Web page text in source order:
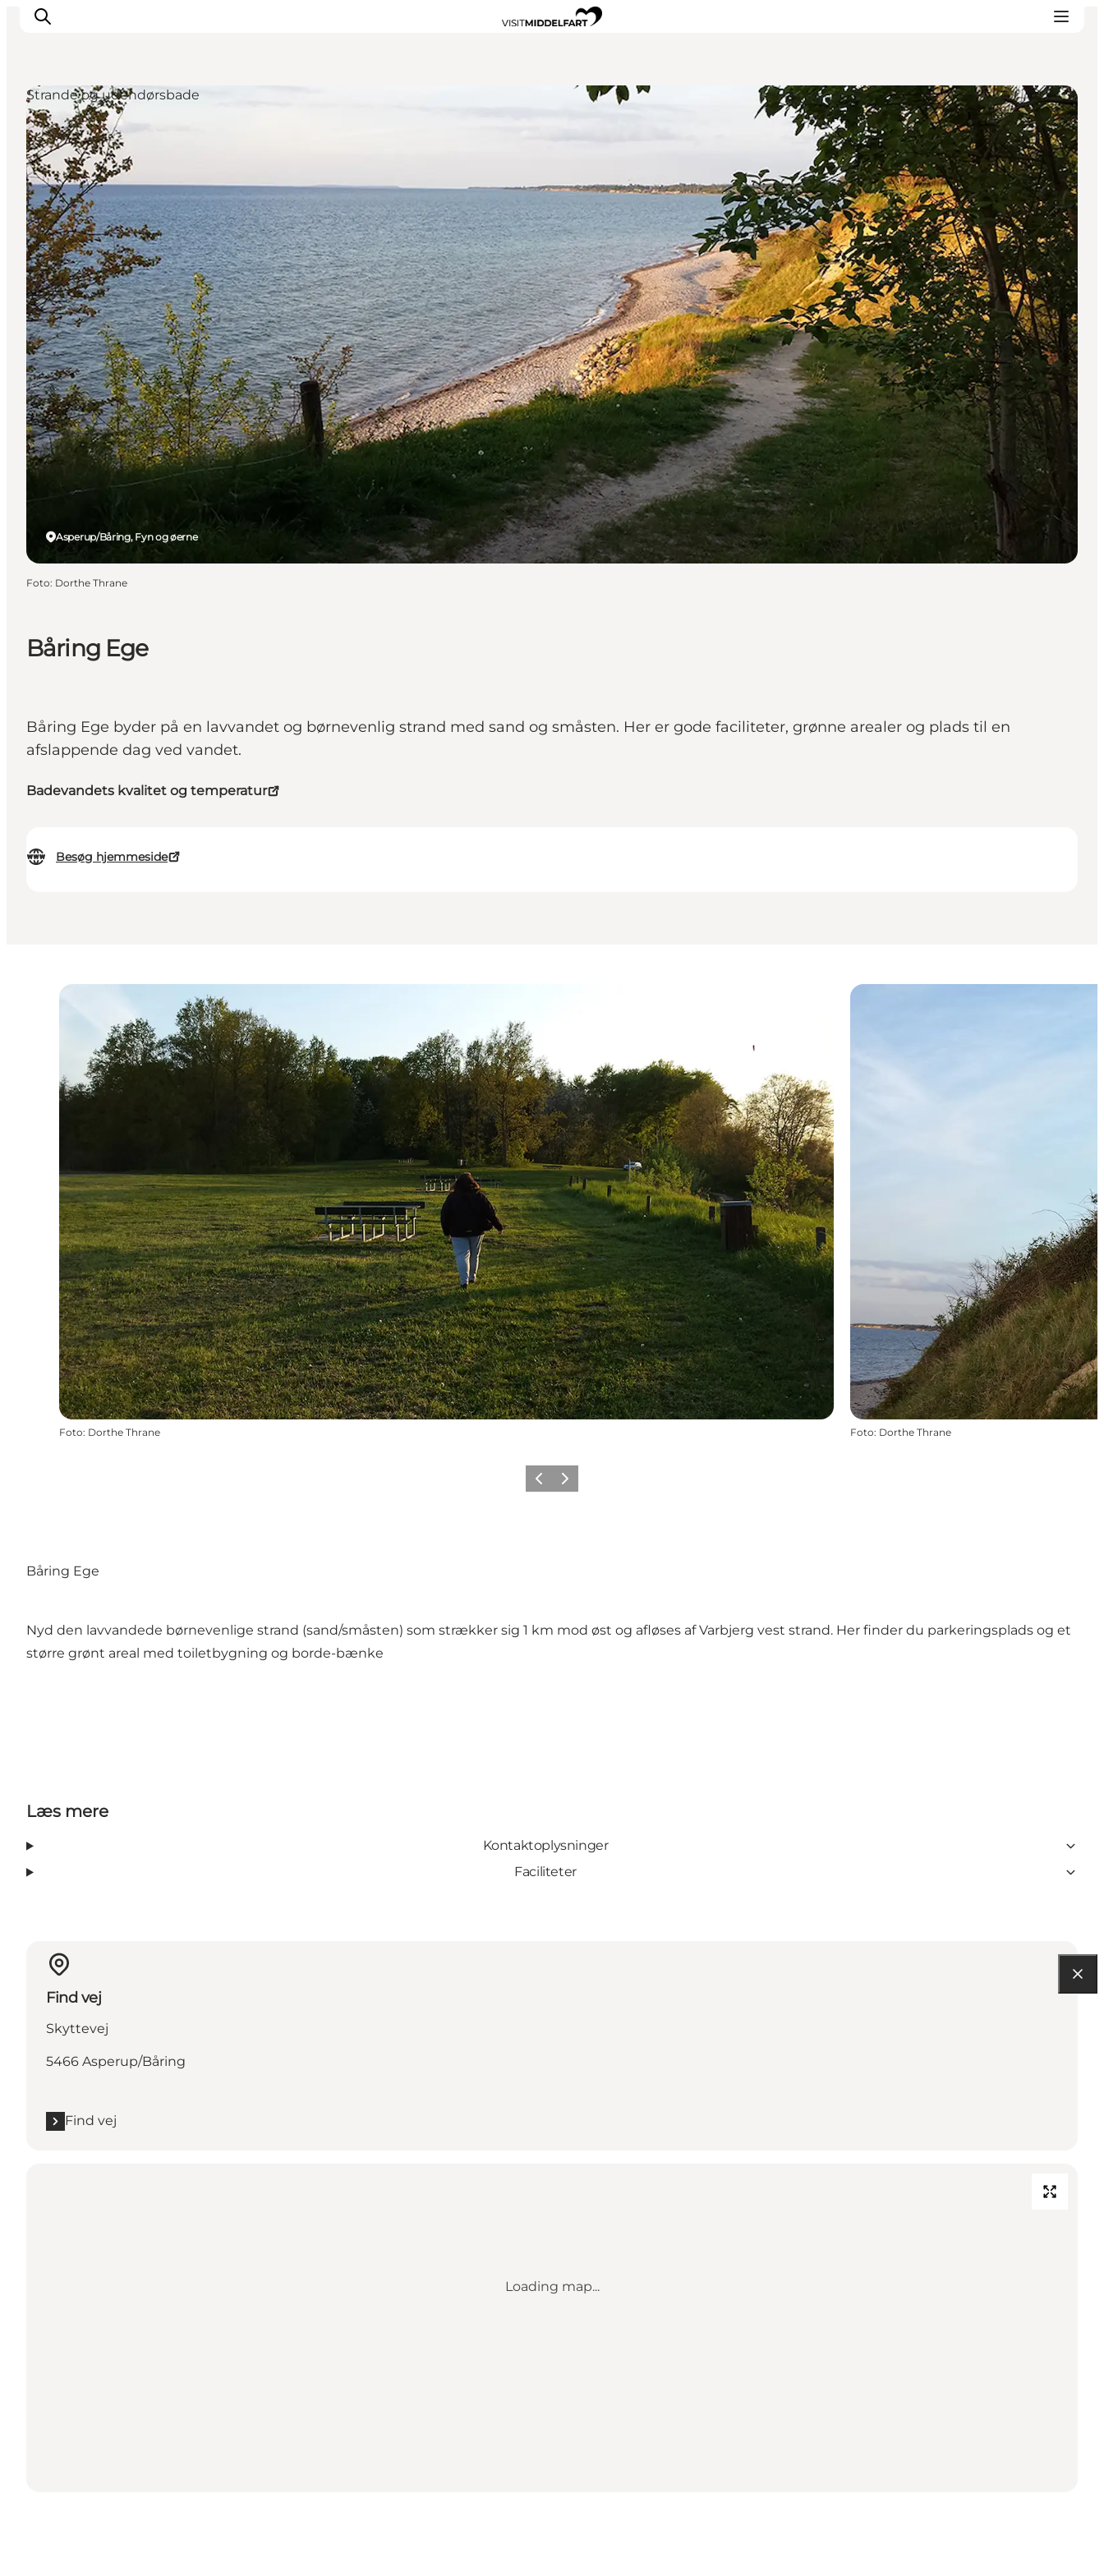
Oplevelser
Mad og drikke
Overnatning
Det Sker
Book oplevelse
Møde og Konference
Båring Ege
Båring Ege byder på en lavvandet og børnevenlig strand med sand og småsten. Her er gode faciliteter, grønne arealer og plads til en
afslappende dag ved vandet.
Badevandets kvalitet og temperatur
Besøg hjemmeside
Asperup/Båring, Fyn og øerne
Strande og udendørsbade
Foto: Dorthe Thrane
Foto: Dorthe Thrane Foto: Dorthe Thrane
ForrigeNæste
Båring Ege
Nyd den lavvandede børnevenlige strand (sand/småsten) som strækker sig 1 km mod øst og afløses af Varbjerg vest strand. Her finder du parkeringsplads og et
større grønt areal med toiletbygning og borde-bænke
Læs mere
Kontaktoplysninger
Faciliteter
Find vej
Skyttevej
5466 Asperup/Båring
Find vej
Loading map...